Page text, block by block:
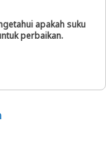
apakah suku
perbaikan.